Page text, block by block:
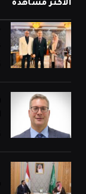
الأكثر مشاهدة